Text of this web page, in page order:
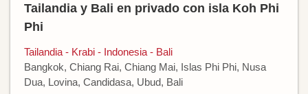
Tailandia y Bali en privado con isla Koh Phi
Phi
Tailandia - Krabi - Indonesia - Bali
Bangkok, Chiang Rai, Chiang Mai, Islas Phi Phi, Nusa
Dua, Lovina, Candidasa, Ubud, Bali